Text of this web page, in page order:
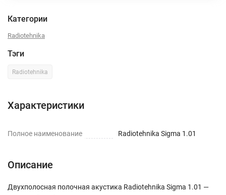
Категории
Radiotehnika
Тэги
Radiotehnika
Характеристики
Полное наименование Radiotehnika Sigma 1.01
Описание
Двухполосная полочная акустика Radiotehnika Sigma 1.01 —